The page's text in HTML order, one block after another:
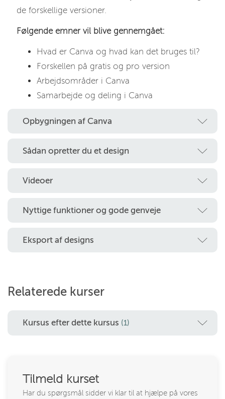
de forskellige versioner.
Følgende emner vil blive gennemgået:
Hvad er Canva og hvad kan det bruges til?
Forskellen på gratis og pro version
Arbejdsområder i Canva
Samarbejde og deling i Canva
Opbygningen af Canva
Sådan opretter du et design
Videoer
Nyttige funktioner og gode genveje
Eksport af designs
Relaterede kurser
Kursus efter dette kursus (1)
Tilmeld kurset
Har du spørgsmål sidder vi klar til at hjælpe på vores